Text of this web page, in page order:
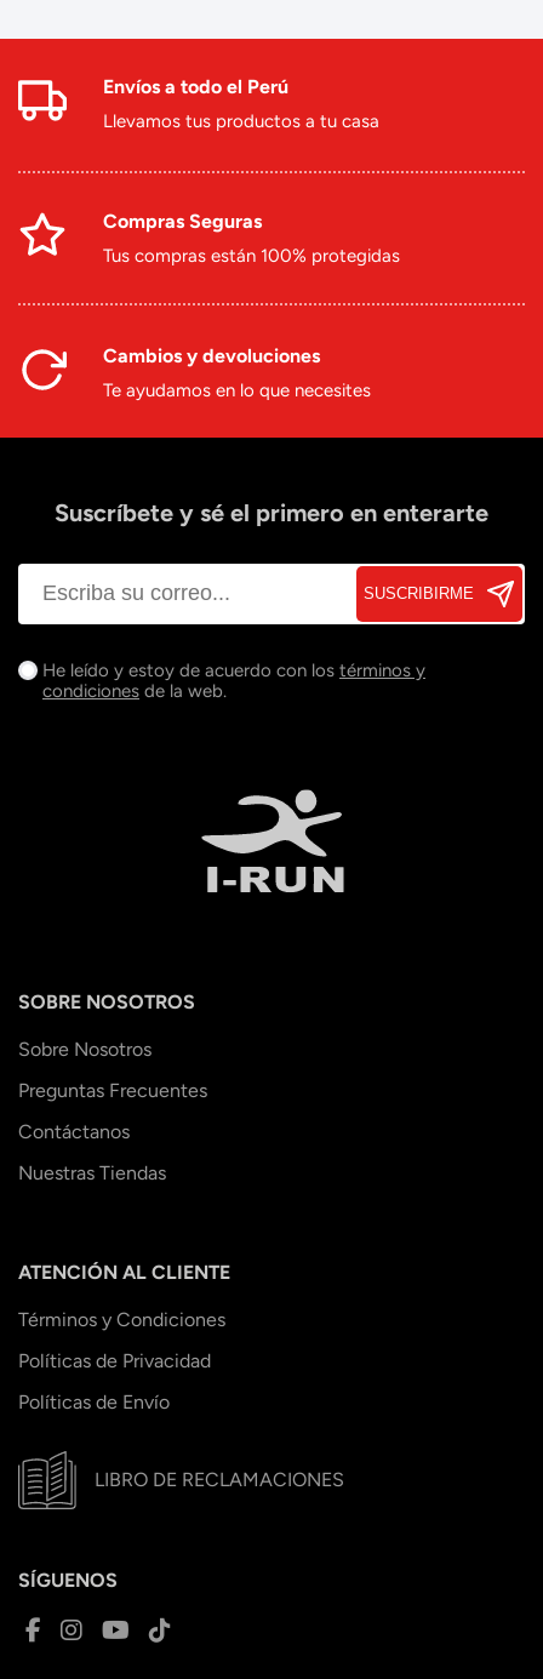
Envíos a todo el Perú
Llevamos tus productos a tu casa
Compras Seguras
Tus compras están 100% protegidas
Cambios y devoluciones
Te ayudamos en lo que necesites
Suscríbete y sé el primero en enterarte
SUSCRIBIRME
He leído y estoy de acuerdo con los términos y
condiciones de la web.
SOBRE NOSOTROS
Sobre Nosotros
Preguntas Frecuentes
Contáctanos
Nuestras Tiendas
ATENCIÓN AL CLIENTE
Términos y Condiciones
Políticas de Privacidad
Políticas de Envío
LIBRO DE RECLAMACIONES
SÍGUENOS